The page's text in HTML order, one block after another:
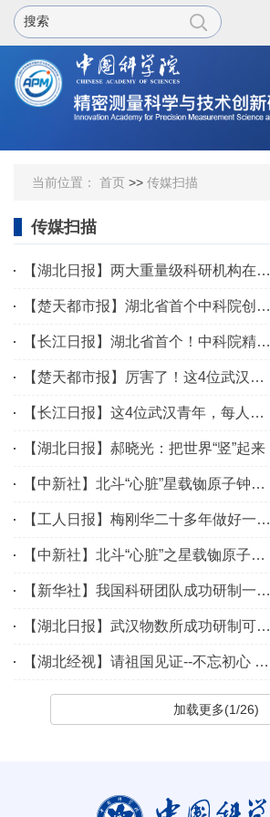
当前位置： 首页 >> 传媒扫描
传媒扫描
【湖北日报】两大重量级科研机构在汉融合
【楚天都市报】湖北省首个中科院创新研究院在武汉揭牌
【长江日报】湖北省首个！中科院精密测量院在汉成立
【楚天都市报】厉害了！这4位武汉青年，每人获奖300万！
【长江日报】这4位武汉青年，每人奖300万！马化腾发起，超百位院士推荐
【湖北日报】郝晓光：把世界“竖”起来
【中新社】北斗“心脏”星载铷原子钟：计时精度达百亿分之三秒
【工人日报】梅刚华二十多年做好一件事—— 【爱国情 奋斗者】为北斗系统装上“中国心”
【中新社】北斗“心脏”之星载铷原子钟研制：从空白到领跑
【新华社】我国科研团队成功研制一种新型冷原子绝对重力仪
【湖北日报】武汉物数所成功研制可搬运冷原子绝对重力仪
【湖北经视】请祖国见证--不忘初心 新目标开启新征程
加载更多(1/26)